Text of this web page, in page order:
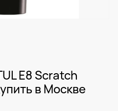
E8 Scratch
в Москве